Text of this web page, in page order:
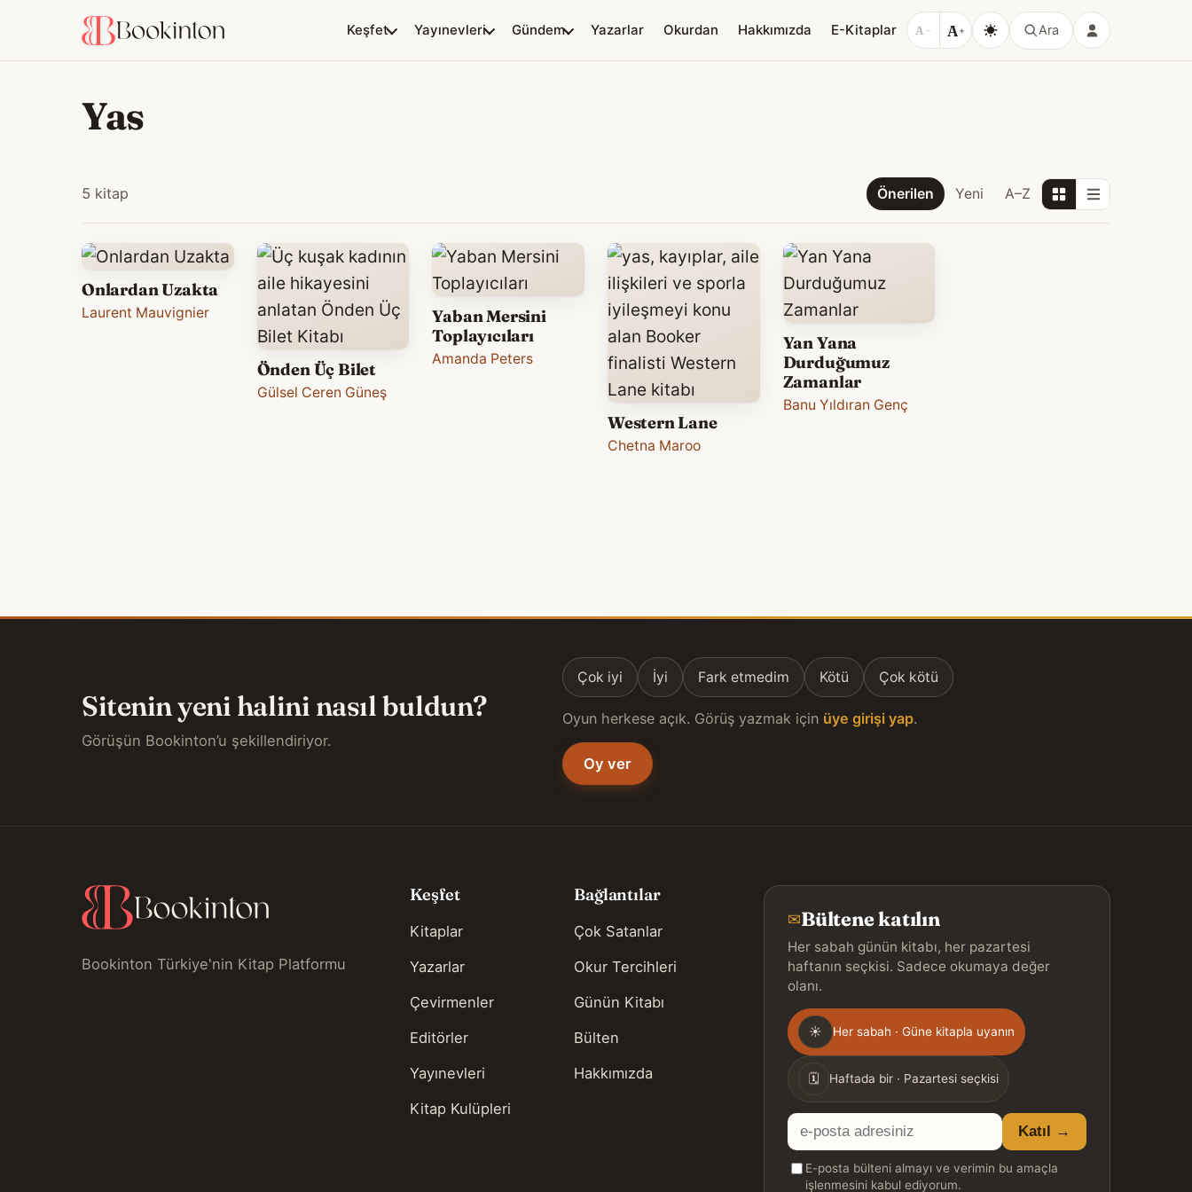
Keşfet Yayınevleri Gündem Yazarlar Okurdan Hakkımızda E-Kitaplar A − A+ Ara
Yas
5 kitap Önerilen Yeni A–Z
Onlardan Uzakta
Laurent Mauvignier
Önden Üç Bilet
Gülsel Ceren Güneş
Yaban Mersini
Toplayıcıları
Amanda Peters
Western Lane
Chetna Maroo
Yan Yana
Durduğumuz
Zamanlar
Banu Yıldıran Genç
Sitenin yeni halini nasıl buldun?
Görüşün Bookinton’u şekillendiriyor.
Çok iyi İyi Fark etmedim Kötü Çok kötü
Oyun herkese açık. Görüş yazmak için üye girişi yap.
Oy ver
Bookinton Türkiye'nin Kitap Platformu
Keşfet
Kitaplar
Yazarlar
Çevirmenler
Editörler
Yayınevleri
Kitap Kulüpleri
Bağlantılar
Çok Satanlar
Okur Tercihleri
Günün Kitabı
Bülten
Hakkımızda
✉Bültene katılın
Her sabah günün kitabı, her pazartesi
haftanın seçkisi. Sadece okumaya değer
olanı.
Gönderim
sıklığı
☀ Her sabah · Güne kitapla uyanın
🗓 Haftada bir · Pazartesi seçkisi
E-
posta
adresiniz
Katıl →
E-posta bülteni almayı ve verimin bu amaçla
işlenmesini kabul ediyorum.